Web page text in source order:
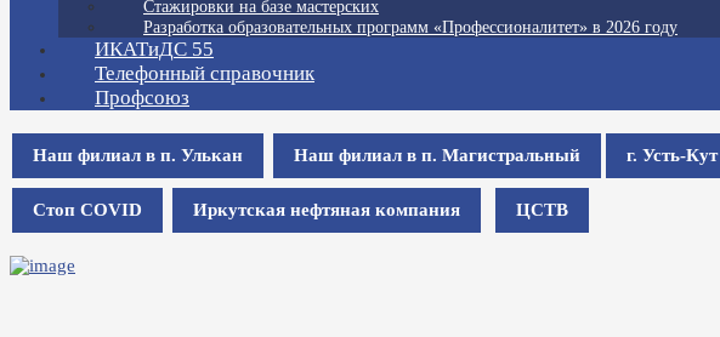
Стажировки на базе мастерских
Разработка образовательных программ «Профессионалитет» в 2026 году
ИКАТиДС 55
Телефонный справочник
Профсоюз
Наш филиал в п. Улькан Наш филиал в п. Магистральный г. Усть-Кут
Стоп COVID Иркутская нефтяная компания ЦСТВ